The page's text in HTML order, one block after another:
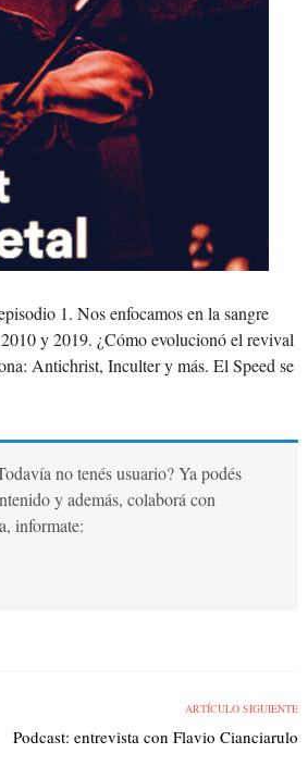
1. Nos enfocamos en la sangre
y 2019. ¿Cómo evolucionó el revival
Antichrist, Inculter y más. El Speed se
no tenés usuario? Ya podés
y además, colaborá con
informate:
ARTÍCULO SIGUIENTE
Podcast: entrevista con Flavio Cianciarulo